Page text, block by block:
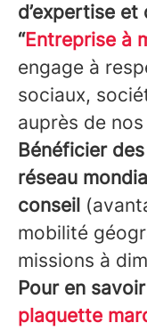
d’expertise
“Entreprise à
engage à
sociaux,
auprès de
Bénéficier
réseau
conseil
mobilité
missions à
Pour en
plaquette